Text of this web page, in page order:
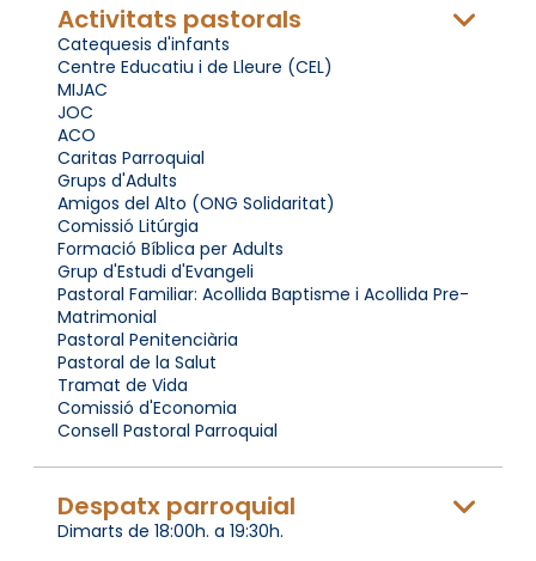
Activitats pastorals
Catequesis d'infants
Centre Educatiu i de Lleure (CEL)
MIJAC
JOC
ACO
Caritas Parroquial
Grups d'Adults
Amigos del Alto (ONG Solidaritat)
Comissió Litúrgia
Formació Bíblica per Adults
Grup d'Estudi d'Evangeli
Pastoral Familiar: Acollida Baptisme i Acollida Pre-
Matrimonial
Pastoral Penitenciària
Pastoral de la Salut
Tramat de Vida
Comissió d'Economia
Consell Pastoral Parroquial
Despatx parroquial
Dimarts de 18:00h. a 19:30h.